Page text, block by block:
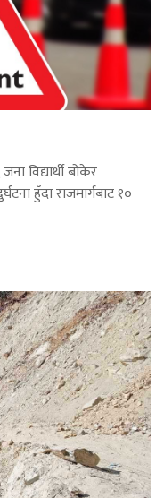
विद्यार्थी बोकेर
हुँदा राजमार्गबाट १०